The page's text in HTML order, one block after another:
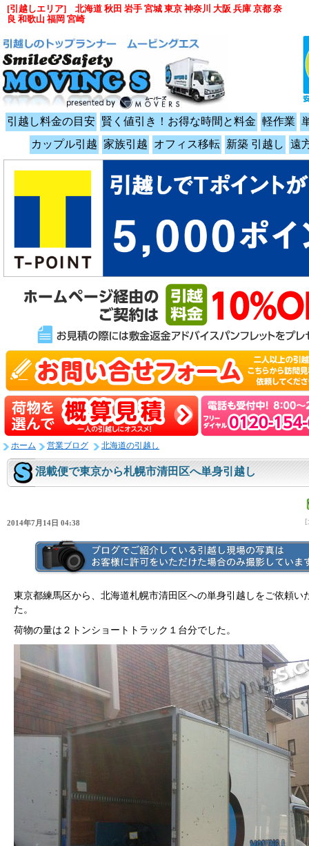
引越し料金の目安 賢く値引き！お得な時間と料金 軽作業
カップル引越 家族引越 オフィス移転 新築 引越し 遠
ホーム 営業ブログ 北海道の引越し
混載便で東京から札幌市清田区へ単身引越し
[
2014年7月14日 04:38
東京都練馬区から、北海道札幌市清田区への単身引越しをご依頼い
た。
荷物の量は２トンショートトラック１台分でした。
[引越しエリア] 北海道 秋田 岩手 宮城 東京 神奈川 大阪 兵庫 京都 奈
良 和歌山 福岡 宮崎